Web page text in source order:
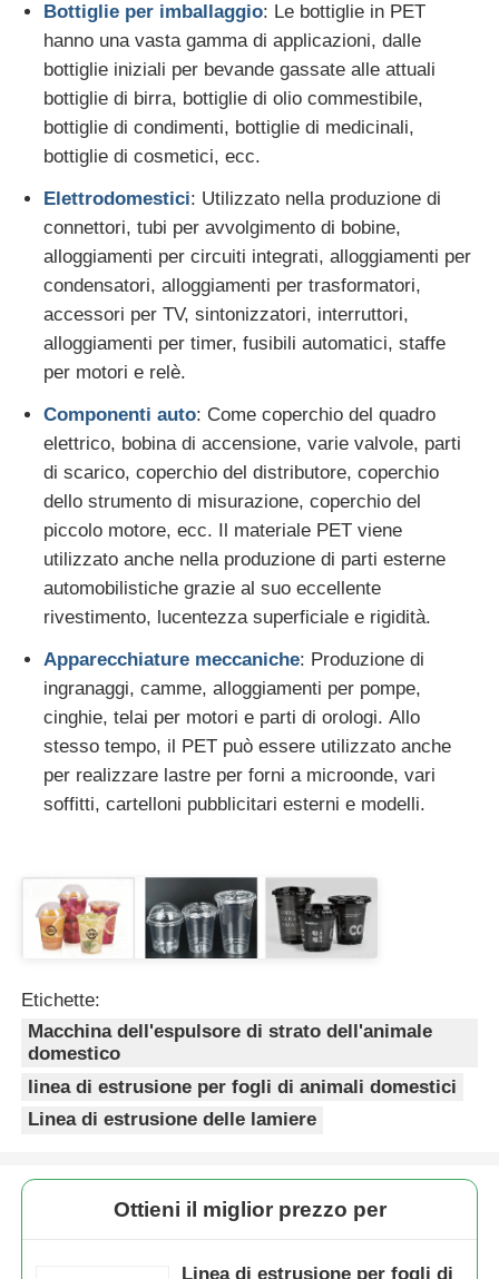
Bottiglie per imballaggio: Le bottiglie in PET
hanno una vasta gamma di applicazioni, dalle
bottiglie iniziali per bevande gassate alle attuali
bottiglie di birra, bottiglie di olio commestibile,
bottiglie di condimenti, bottiglie di medicinali,
bottiglie di cosmetici, ecc.
Elettrodomestici: Utilizzato nella produzione di
connettori, tubi per avvolgimento di bobine,
alloggiamenti per circuiti integrati, alloggiamenti per
condensatori, alloggiamenti per trasformatori,
accessori per TV, sintonizzatori, interruttori,
alloggiamenti per timer, fusibili automatici, staffe
per motori e relè.
Componenti auto: Come coperchio del quadro
elettrico, bobina di accensione, varie valvole, parti
di scarico, coperchio del distributore, coperchio
dello strumento di misurazione, coperchio del
piccolo motore, ecc. Il materiale PET viene
utilizzato anche nella produzione di parti esterne
automobilistiche grazie al suo eccellente
rivestimento, lucentezza superficiale e rigidità.
Apparecchiature meccaniche: Produzione di
ingranaggi, camme, alloggiamenti per pompe,
cinghie, telai per motori e parti di orologi. Allo
stesso tempo, il PET può essere utilizzato anche
per realizzare lastre per forni a microonde, vari
soffitti, cartelloni pubblicitari esterni e modelli.
Etichette:
Macchina dell'espulsore di strato dell'animale
domestico
linea di estrusione per fogli di animali domestici
Linea di estrusione delle lamiere
Ottieni il miglior prezzo per
Linea di estrusione per fogli di